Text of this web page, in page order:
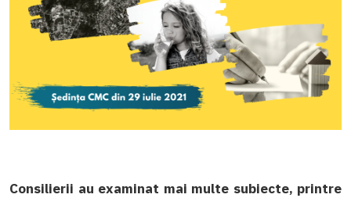
Consilierii au examinat mai multe subiecte, printre